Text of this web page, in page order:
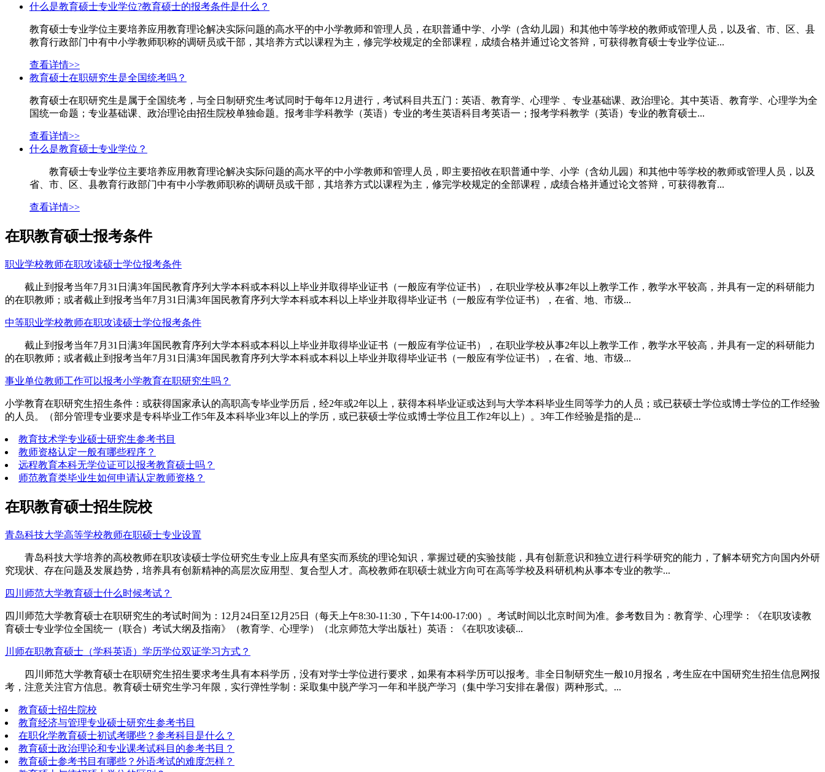
什么是教育硕士专业学位?教育硕士的报考条件是什么？
教育硕士专业学位主要培养应用教育理论解决实际问题的高水平的中小学教师和管理人员，在职普通中学、小学（含幼儿园）和其他中等学校的教师或管理人员，以及省、市、区、县
教育行政部门中有中小学教师职称的调研员或干部，其培养方式以课程为主，修完学校规定的全部课程，成绩合格并通过论文答辩，可获得教育硕士专业学位证...
查看详情>>
教育硕士在职研究生是全国统考吗？
教育硕士在职研究生是属于全国统考，与全日制研究生考试同时于每年12月进行，考试科目共五门：英语、教育学、心理学 、专业基础课、政治理论。其中英语、教育学、心理学为全
国统一命题；专业基础课、政治理论由招生院校单独命题。报考非学科教学（英语）专业的考生英语科目考英语一；报考学科教学（英语）专业的教育硕士...
查看详情>>
什么是教育硕士专业学位？
教育硕士专业学位主要培养应用教育理论解决实际问题的高水平的中小学教师和管理人员，即主要招收在职普通中学、小学（含幼儿园）和其他中等学校的教师或管理人员，以及
省、市、区、县教育行政部门中有中小学教师职称的调研员或干部，其培养方式以课程为主，修完学校规定的全部课程，成绩合格并通过论文答辩，可获得教育...
查看详情>>
在职教育硕士报考条件
职业学校教师在职攻读硕士学位报考条件
截止到报考当年7月31日满3年国民教育序列大学本科或本科以上毕业并取得毕业证书（一般应有学位证书），在职业学校从事2年以上教学工作，教学水平较高，并具有一定的科研能力
的在职教师；或者截止到报考当年7月31日满3年国民教育序列大学本科或本科以上毕业并取得毕业证书（一般应有学位证书），在省、地、市级...
中等职业学校教师在职攻读硕士学位报考条件
截止到报考当年7月31日满3年国民教育序列大学本科或本科以上毕业并取得毕业证书（一般应有学位证书），在职业学校从事2年以上教学工作，教学水平较高，并具有一定的科研能力
的在职教师；或者截止到报考当年7月31日满3年国民教育序列大学本科或本科以上毕业并取得毕业证书（一般应有学位证书），在省、地、市级...
事业单位教师工作可以报考小学教育在职研究生吗？
小学教育在职研究生招生条件：或获得国家承认的高职高专毕业学历后，经2年或2年以上，获得本科毕业证或达到与大学本科毕业生同等学力的人员；或已获硕士学位或博士学位的工作经验
的人员。（部分管理专业要求是专科毕业工作5年及本科毕业3年以上的学历，或已获硕士学位或博士学位且工作2年以上）。3年工作经验是指的是...
教育技术学专业硕士研究生参考书目
教师资格认定一般有哪些程序？
远程教育本科无学位证可以报考教育硕士吗？
师范教育类毕业生如何申请认定教师资格？
在职教育硕士招生院校
青岛科技大学高等学校教师在职硕士专业设置
青岛科技大学培养的高校教师在职攻读硕士学位研究生专业上应具有坚实而系统的理论知识，掌握过硬的实验技能，具有创新意识和独立进行科学研究的能力，了解本研究方向国内外研
究现状、存在问题及发展趋势，培养具有创新精神的高层次应用型、复合型人才。高校教师在职硕士就业方向可在高等学校及科研机构从事本专业的教学...
四川师范大学教育硕士什么时候考试？
四川师范大学教育硕士在职研究生的考试时间为：12月24日至12月25日（每天上午8:30-11:30，下午14:00-17:00）。考试时间以北京时间为准。参考数目为：教育学、心理学：《在职攻读教
育硕士专业学位全国统一（联合）考试大纲及指南》（教育学、心理学）（北京师范大学出版社）英语：《在职攻读硕...
川师在职教育硕士（学科英语）学历学位双证学习方式？
四川师范大学教育硕士在职研究生招生要求考生具有本科学历，没有对学士学位进行要求，如果有本科学历可以报考。非全日制研究生一般10月报名，考生应在中国研究生招生信息网报
考，注意关注官方信息。教育硕士研究生学习年限，实行弹性学制：采取集中脱产学习一年和半脱产学习（集中学习安排在暑假）两种形式。...
教育硕士招生院校
教育经济与管理专业硕士研究生参考书目
在职化学教育硕士初试考哪些？参考科目是什么？
教育硕士政治理论和专业课考试科目的参考书目？
教育硕士参考书目有哪些？外语考试的难度怎样？